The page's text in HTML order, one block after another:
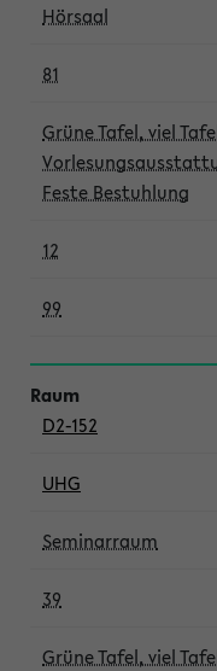
Hörsaal
81
Grüne Tafel, viel
Feste Bestuhlung
12
99
D2-152
UHG
Seminarraum
39
Grüne Tafel, viel